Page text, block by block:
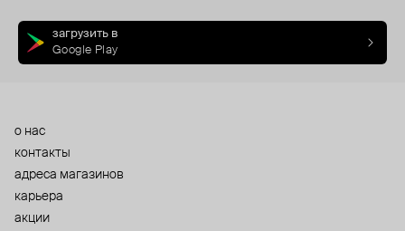
загрузить в
Google Play
о нас
контакты
адреса магазинов
карьера
акции